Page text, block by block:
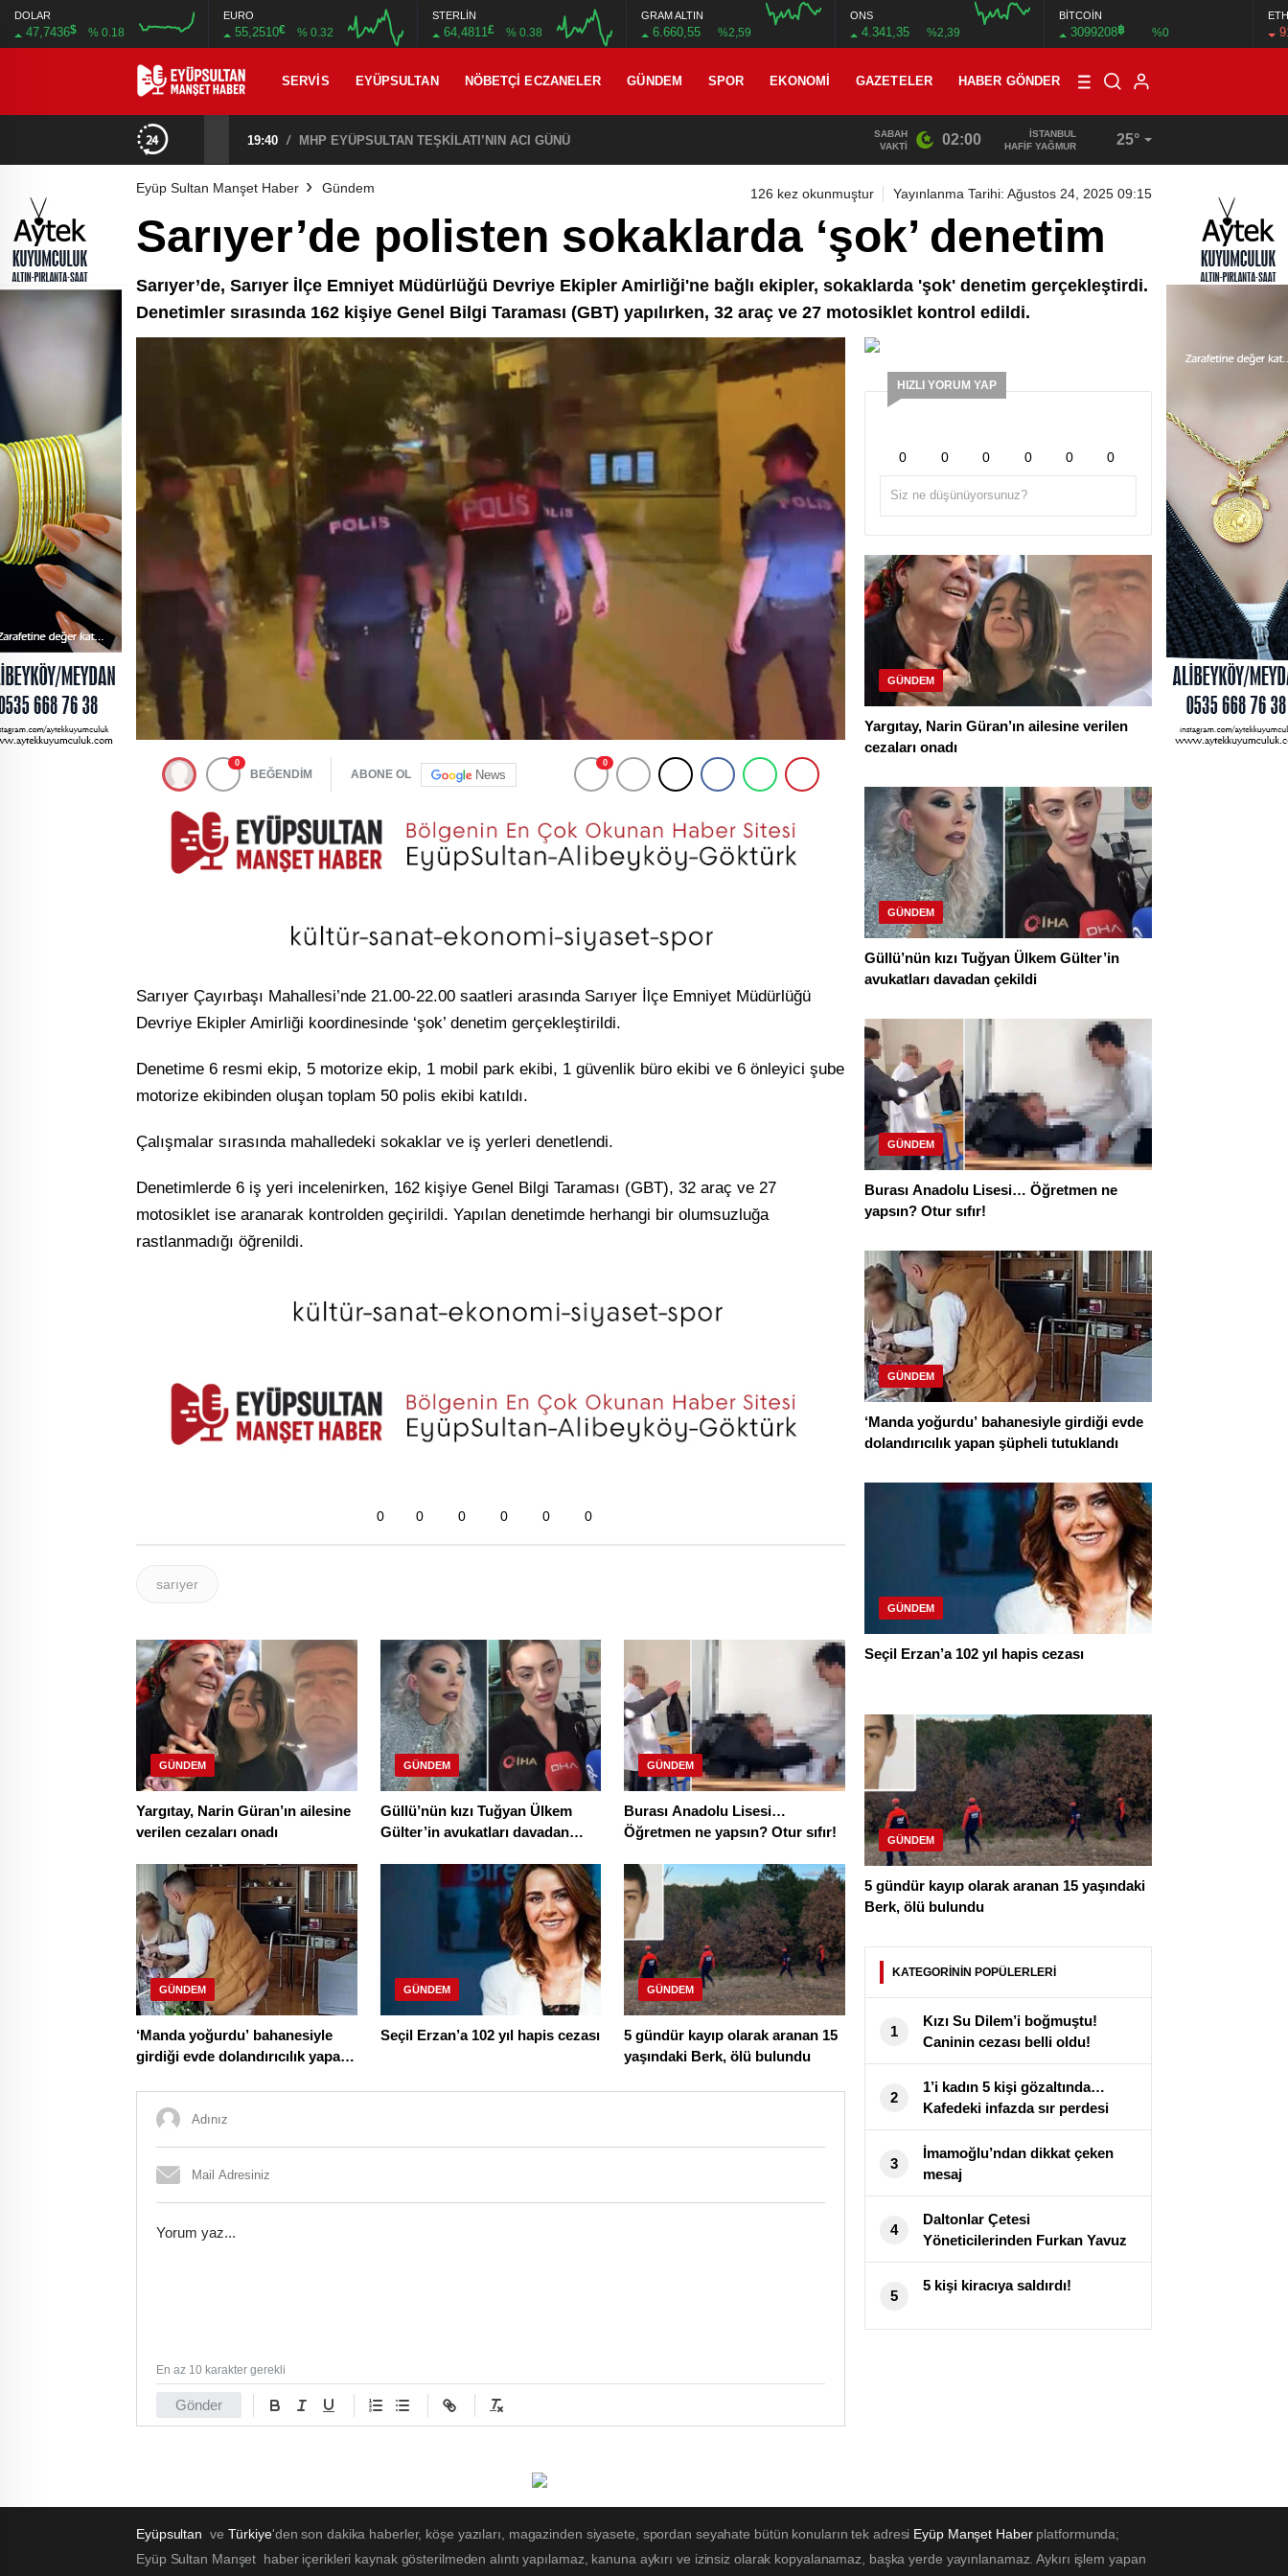
DOLAR
47,7436$ % 0.18
EURO
55,2510€ % 0.32
STERLİN
64,4811£ % 0.38
GRAM ALTIN
6.660,55 %2,59
ONS
4.341,35 %2,39
BİTCOİN
3099208฿ %0
SERVIS EYÜPSULTAN NÖBETÇI ECZANELER GÜNDEM SPOR EKONOMI GAZETELER HABER GÖNDER
19:40 / MHP EYÜPSULTAN TEŞKİLATI’NIN ACI GÜNÜ 13:33 / BAŞKAN DR. MİTHAT BÜLENT ÖZMEN’DEN
SABAH
VAKTI
02:00
İSTANBUL
HAFİF YAĞMUR
25°
Eyüp Sultan Manşet Haber Gündem 126 kez okunmuştur Yayınlanma Tarihi: Ağustos 24, 2025 09:15
Sarıyer’de polisten sokaklarda ‘şok’ denetim
Sarıyer’de, Sarıyer İlçe Emniyet Müdürlüğü Devriye Ekipler Amirliği'ne bağlı ekipler, sokaklarda 'şok' denetim gerçekleştirdi.
Denetimler sırasında 162 kişiye Genel Bilgi Taraması (GBT) yapılırken, 32 araç ve 27 motosiklet kontrol edildi.
0
BEĞENDİM ABONE OL News
0
Sarıyer Çayırbaşı Mahallesi’nde 21.00-22.00 saatleri arasında Sarıyer İlçe Emniyet Müdürlüğü
Devriye Ekipler Amirliği koordinesinde ‘şok’ denetim gerçekleştirildi.
Denetime 6 resmi ekip, 5 motorize ekip, 1 mobil park ekibi, 1 güvenlik büro ekibi ve 6 önleyici şube
motorize ekibinden oluşan toplam 50 polis ekibi katıldı.
Çalışmalar sırasında mahalledeki sokaklar ve iş yerleri denetlendi.
Denetimlerde 6 iş yeri incelenirken, 162 kişiye Genel Bilgi Taraması (GBT), 32 araç ve 27
motosiklet ise aranarak kontrolden geçirildi. Yapılan denetimde herhangi bir olumsuzluğa
rastlanmadığı öğrenildi.
0 0 0 0 0 0
sarıyer
GÜNDEM
Yargıtay, Narin Güran’ın ailesine
verilen cezaları onadı
GÜNDEM
Güllü’nün kızı Tuğyan Ülkem
Gülter’in avukatları davadan
GÜNDEM
Burası Anadolu Lisesi…
Öğretmen ne yapsın? Otur sıfır!
GÜNDEM
‘Manda yoğurdu’ bahanesiyle
girdiği evde dolandırıcılık yapan
GÜNDEM
Seçil Erzan’a 102 yıl hapis cezası
GÜNDEM
5 gündür kayıp olarak aranan 15
yaşındaki Berk, ölü bulundu
Gönder
En az 10 karakter gerekli
HIZLI YORUM YAP
0 0 0 0 0 0
GÜNDEM
Yargıtay, Narin Güran’ın ailesine verilen
cezaları onadı
GÜNDEM
Güllü’nün kızı Tuğyan Ülkem Gülter’in
avukatları davadan çekildi
GÜNDEM
Burası Anadolu Lisesi… Öğretmen ne
yapsın? Otur sıfır!
GÜNDEM
‘Manda yoğurdu’ bahanesiyle girdiği evde
dolandırıcılık yapan şüpheli tutuklandı
GÜNDEM
Seçil Erzan’a 102 yıl hapis cezası
GÜNDEM
5 gündür kayıp olarak aranan 15 yaşındaki
Berk, ölü bulundu
KATEGORİNİN POPÜLERLERİ
1
Kızı Su Dilem’i boğmuştu!
Caninin cezası belli oldu!
2
1’i kadın 5 kişi gözaltında…
Kafedeki infazda sır perdesi
aralandı!
3
İmamoğlu’ndan dikkat çeken
mesaj
4
Daltonlar Çetesi
Yöneticilerinden Furkan Yavuz
Belçika’da Silahlı Saldırıda Öldü
5
5 kişi kiracıya saldırdı!
Eyüpsultan ve Türkiye'den son dakika haberler, köşe yazıları, magazinden siyasete, spordan seyahate bütün konuların tek adresi Eyüp Manşet Haber platformunda;
Eyüp Sultan Manşet haber içerikleri kaynak gösterilmeden alıntı yapılamaz, kanuna aykırı ve izinsiz olarak kopyalanamaz, başka yerde yayınlanamaz. Aykırı işlem yapan